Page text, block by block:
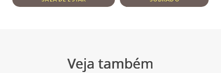
Veja também